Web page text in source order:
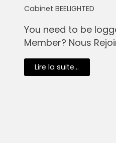
Cabinet BEELIGHTED
You need to be
Member? Nous
Lire la suite...